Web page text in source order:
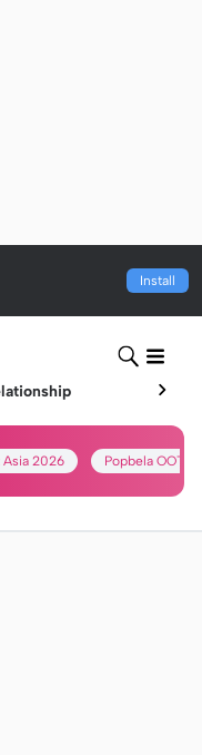
Install
Asia 2026 Popbela OOTD